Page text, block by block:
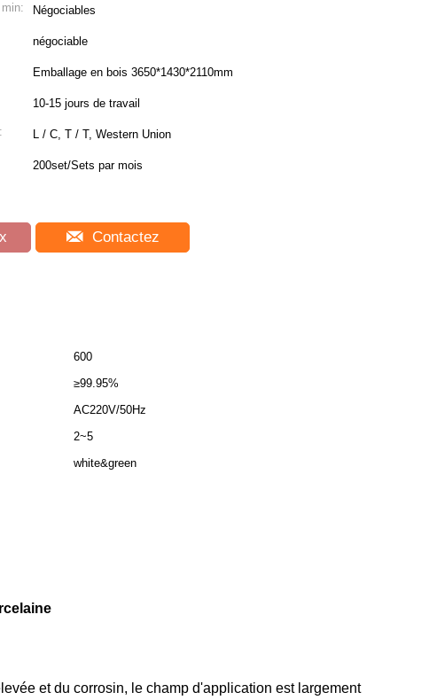
Négociables
négociable
Emballage en bois 3650*1430*2110mm
10-15 jours de travail
L / C, T / T, Western Union
200set/Sets par mois
Contactez
600
≥99.95%
AC220V/50Hz
2~5
white&green
et du corrosin, le champ d'application est largement